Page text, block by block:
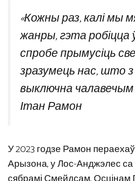
«Кожны раз, калі мы
жанры, гэта робіцца
спробе прымусіць
зразумець нас, што
выключна
Ітан Рамон
У 2023 годзе Рамон пераехаў
Арызона, у Лос-Анджэлес